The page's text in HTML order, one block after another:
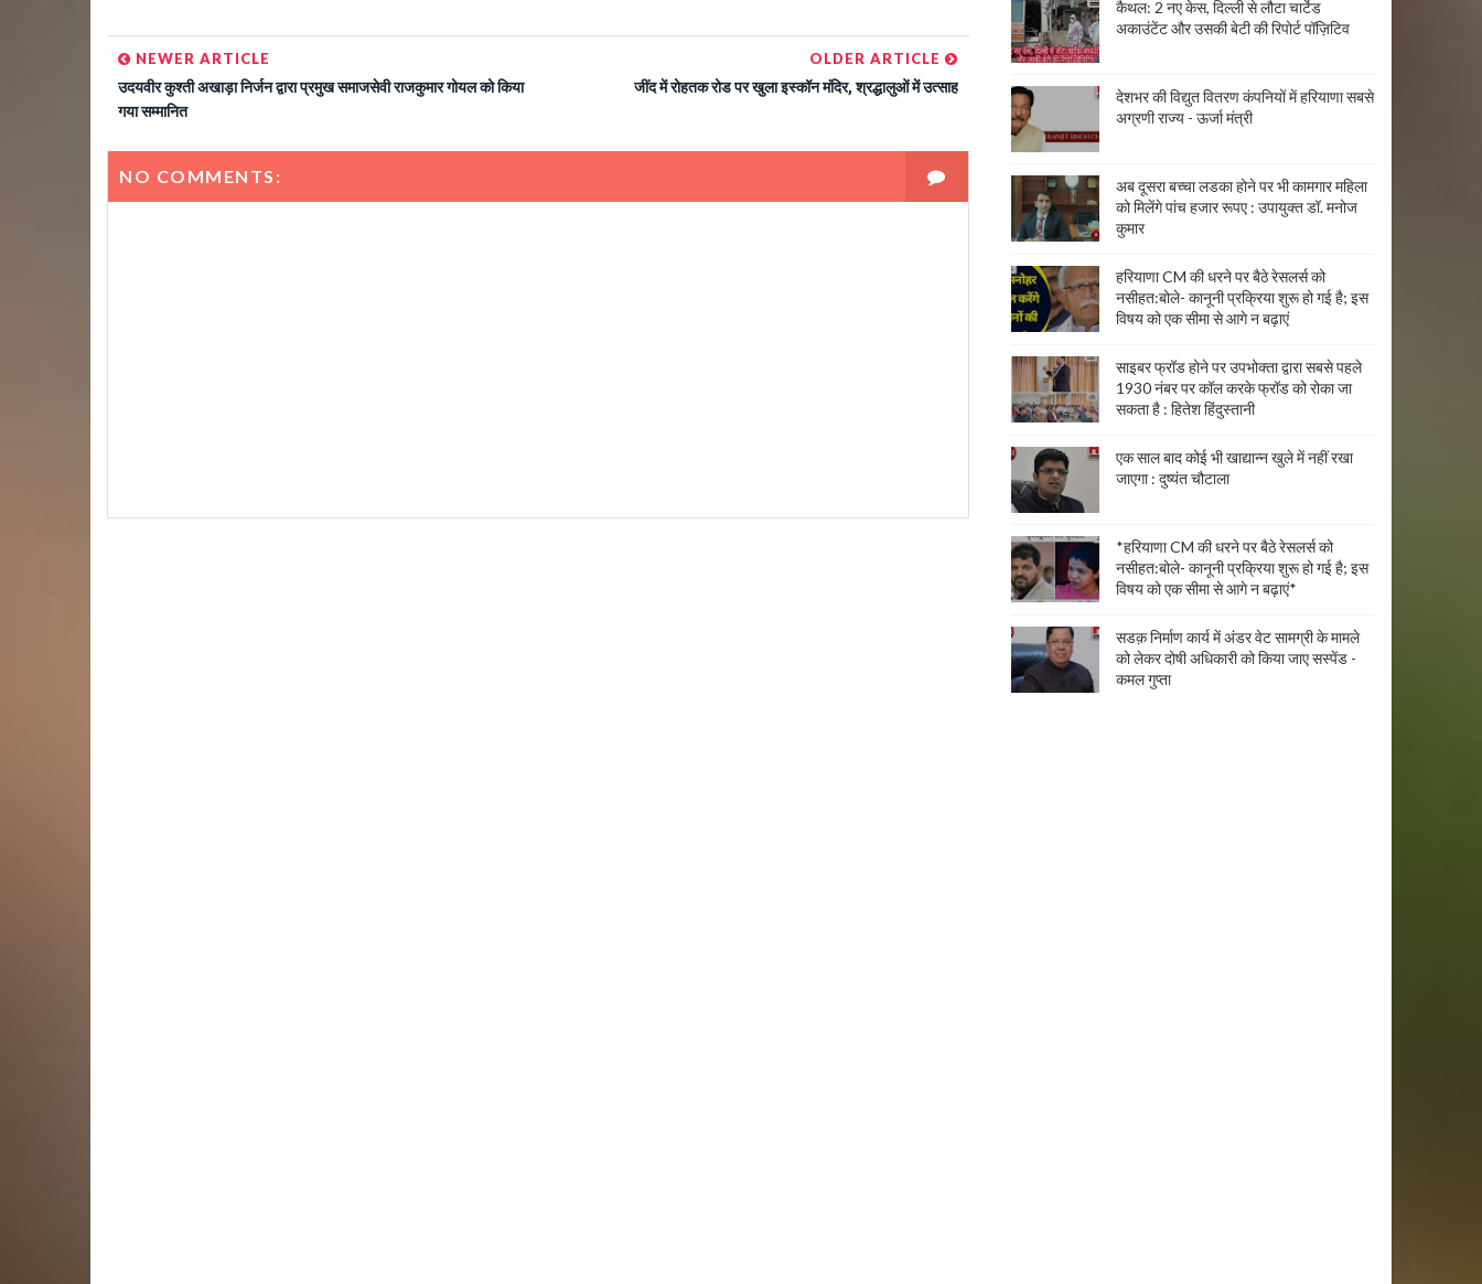
NEWER ARTICLE
उदयवीर कुश्ती अखाड़ा निर्जन द्वारा प्रमुख समाजसेवी राजकुमार गोयल को किया
गया सम्मानित
OLDER ARTICLE
जींद में रोहतक रोड पर खुला इस्कॉन मंदिर, श्रद्धालुओं में उत्साह
NO COMMENTS:
कैथल: 2 नए केस, दिल्ली से लौटा चार्टेड
अकाउंटेंट और उसकी बेटी की रिपोर्ट पॉज़िटिव
देशभर की विद्युत वितरण कंपनियों में हरियाणा सबसे
अग्रणी राज्य - ऊर्जा मंत्री
अब दूसरा बच्चा लडका होने पर भी कामगार महिला
को मिलेंगे पांच हजार रूपए : उपायुक्त डॉ. मनोज
कुमार
हरियाणा CM की धरने पर बैठे रेसलर्स को
नसीहत:बोले- कानूनी प्रक्रिया शुरू हो गई है; इस
विषय को एक सीमा से आगे न बढ़ाएं
साइबर फ्रॉड होने पर उपभोक्ता द्वारा सबसे पहले
1930 नंबर पर कॉल करके फ्रॉड को रोका जा
सकता है : हितेश हिंदुस्तानी
एक साल बाद कोई भी खाद्यान्न खुले में नहीं रखा
जाएगा : दुष्यंत चौटाला
*हरियाणा CM की धरने पर बैठे रेसलर्स को
नसीहत:बोले- कानूनी प्रक्रिया शुरू हो गई है; इस
विषय को एक सीमा से आगे न बढ़ाएं*
सडक़ निर्माण कार्य में अंडर वेट सामग्री के मामले
को लेकर दोषी अधिकारी को किया जाए सस्पेंड -
कमल गुप्ता